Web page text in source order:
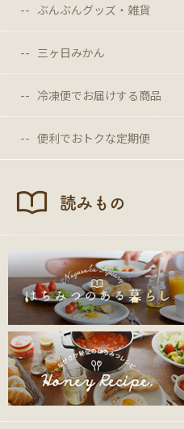
ぶんぶんグッズ・雑貨
三ヶ日みかん
冷凍便でお届けする商品
便利でおトクな定期便
読みもの